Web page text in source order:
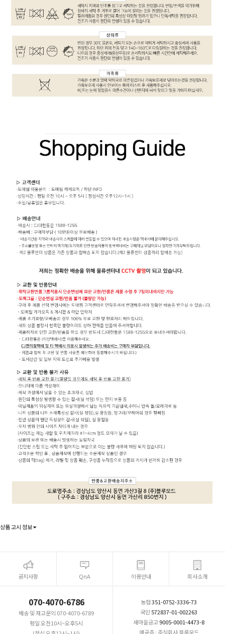
상품 고시 정보
공지사항 QnA 이용안내 회사소개
070-4070-6786
배송 및 재고문의 070-4070-6789
평일 오전10시~오후5시
농협351-0752-3336-73
국민 572837-01-002263
새마을금고9005-0001-4473-8
예금주 : 주식회사 블루모드